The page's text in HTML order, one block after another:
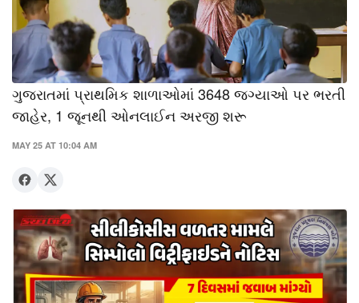
ગુજરાતમાં પ્રાથમિક શાળાઓમાં 3648 જગ્યાઓ પર ભરતી
જાહેર, 1 જૂનથી ઓનલાઈન અરજી શરૂ
MAY 25 AT 10:04 AM